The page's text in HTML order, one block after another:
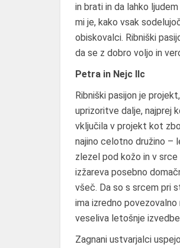
in brati in da lahko
mi je, kako vsak
obiskovalci. Ribniški
da se z dobro voljo in
Petra in Nejc Ilc
Ribniški pasijon je
uprizoritve dalje, najprej
vključila v projekt kot
najino celotno družino –
zlezel pod kožo in v srce
izžareva posebno
všeč. Da so s srcem pri
ima izredno
veseliva letošnje
Zagnani ustvarjalci